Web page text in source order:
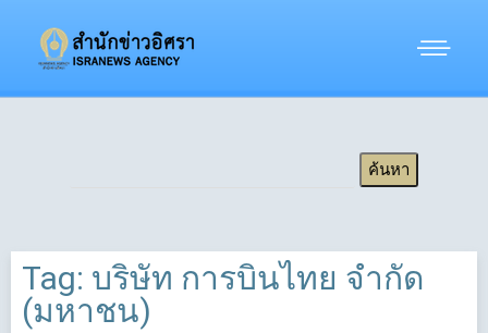
Tag: บริษัท การบินไทย จำกัด
(มหาชน)